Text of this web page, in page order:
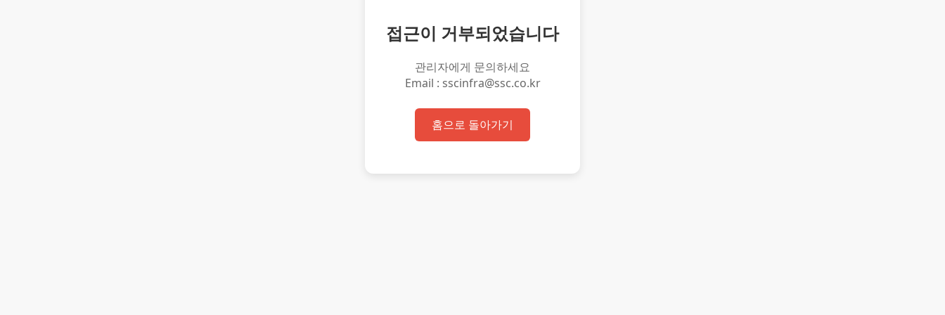
접근이 거부되었습니다
관리자에게 문의하세요
Email : sscinfra@ssc.co.kr
홈으로 돌아가기